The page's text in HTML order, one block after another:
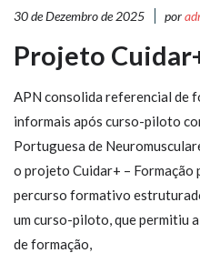
30 de Dezembro de 2025 por
Projeto
APN consolida referencial de
informais após curso-piloto
Portuguesa de
o projeto Cuidar+ – Formação
percurso formativo
um curso-piloto, que permitiu
de formação,